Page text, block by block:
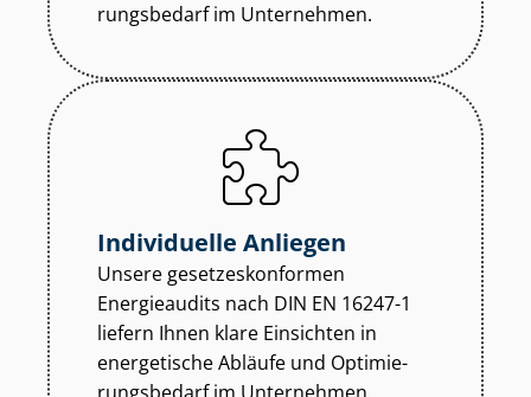
rungs­be­darf im Unternehmen.
Individuelle Anliegen
Unsere ge­set­zes­kon­for­men
Energieaudits nach DIN EN 16247-1
liefern Ihnen klare Einsichten in
energetische Abläufe und Op­ti­mie­